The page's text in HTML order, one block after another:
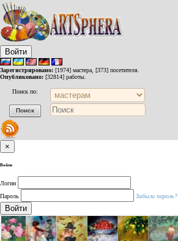
Войти
Зарегистрировано: [1974] мастера, [373] посетителя.
Опубликовано: [32814] работы.
Поиск по:
×
Войти
Логин
Пароль
Забыли пароль?
Войти